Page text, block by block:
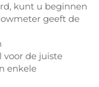
kunt u beginnen
geeft de
voor de juiste
enkele